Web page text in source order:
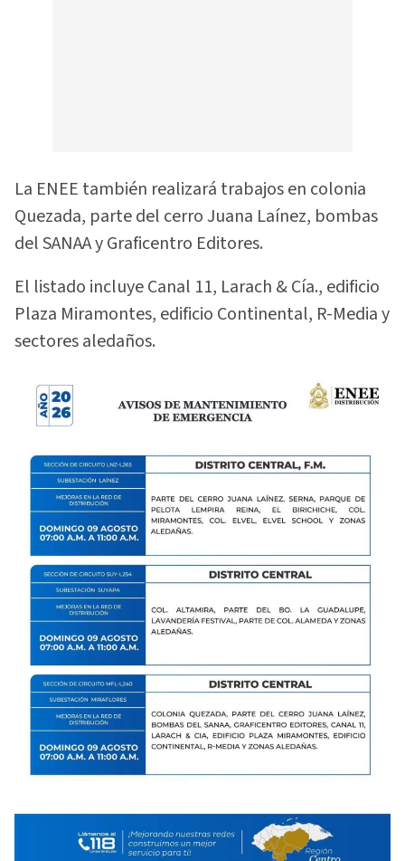
La ENEE también realizará trabajos en colonia
Quezada, parte del cerro Juana Laínez, bombas
del SANAA y Graficentro Editores.
El listado incluye Canal 11, Larach & Cía., edificio
Plaza Miramontes, edificio Continental, R-Media y
sectores aledaños.